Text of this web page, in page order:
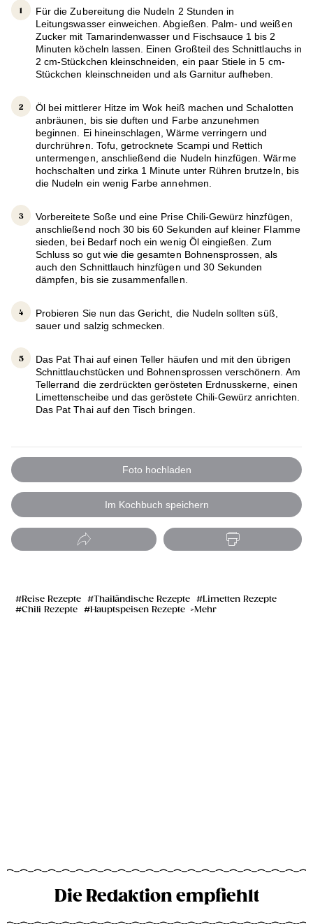
Für die Zubereitung die Nudeln 2 Stunden in
Leitungswasser einweichen. Abgießen. Palm- und weißen
Zucker mit Tamarindenwasser und Fischsauce 1 bis 2
Minuten köcheln lassen. Einen Großteil des Schnittlauchs in
2 cm-Stückchen kleinschneiden, ein paar Stiele in 5 cm-
Stückchen kleinschneiden und als Garnitur aufheben.
Öl bei mittlerer Hitze im Wok heiß machen und Schalotten
anbräunen, bis sie duften und Farbe anzunehmen
beginnen. Ei hineinschlagen, Wärme verringern und
durchrühren. Tofu, getrocknete Scampi und Rettich
untermengen, anschließend die Nudeln hinzfügen. Wärme
hochschalten und zirka 1 Minute unter Rühren brutzeln, bis
die Nudeln ein wenig Farbe annehmen.
Vorbereitete Soße und eine Prise Chili-Gewürz hinzfügen,
anschließend noch 30 bis 60 Sekunden auf kleiner Flamme
sieden, bei Bedarf noch ein wenig Öl eingießen. Zum
Schluss so gut wie die gesamten Bohnensprossen, als
auch den Schnittlauch hinzfügen und 30 Sekunden
dämpfen, bis sie zusammenfallen.
Probieren Sie nun das Gericht, die Nudeln sollten süß,
sauer und salzig schmecken.
Das Pat Thai auf einen Teller häufen und mit den übrigen
Schnittlauchstücken und Bohnensprossen verschönern. Am
Tellerrand die zerdrückten gerösteten Erdnusskerne, einen
Limettenscheibe und das geröstete Chili-Gewürz anrichten.
Das Pat Thai auf den Tisch bringen.
Foto hochladen
Im Kochbuch speichern
Reise Rezepte Thailändische Rezepte
Limetten Rezepte
Chili Rezepte
Hauptspeisen Rezepte Mehr
Die Redaktion empfiehlt